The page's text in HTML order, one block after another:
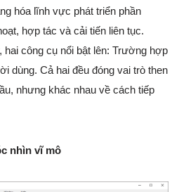
hóa lĩnh vực phát triển phần
hợp tác và cải tiến liên tục.
hai công cụ nổi bật lên: Trường hợp
dùng. Cả hai đều đóng vai trò then
nhưng khác nhau về cách tiếp
nhìn vĩ mô